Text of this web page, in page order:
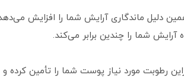
دلیل ماندگاری آرایش شما را افزایش
شما را چندین برابر می‌کند.
رطوبت مورد نیاز پوست شما را تأمین